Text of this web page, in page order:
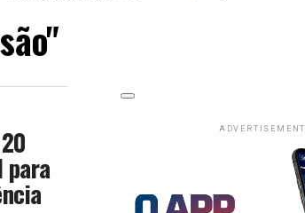
para
ADVERTISEMENT